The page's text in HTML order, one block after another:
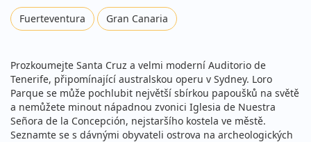
Fuerteventura
Gran Canaria
Prozkoumejte Santa Cruz a velmi moderní Auditorio de
Tenerife, připomínající australskou operu v Sydney. Loro
Parque se může pochlubit největší sbírkou papoušků na světě
a nemůžete minout nápadnou zvonici Iglesia de Nuestra
Señora de la Concepción, nejstaršího kostela ve městě.
Seznamte se s dávnými obyvateli ostrova na archeologických